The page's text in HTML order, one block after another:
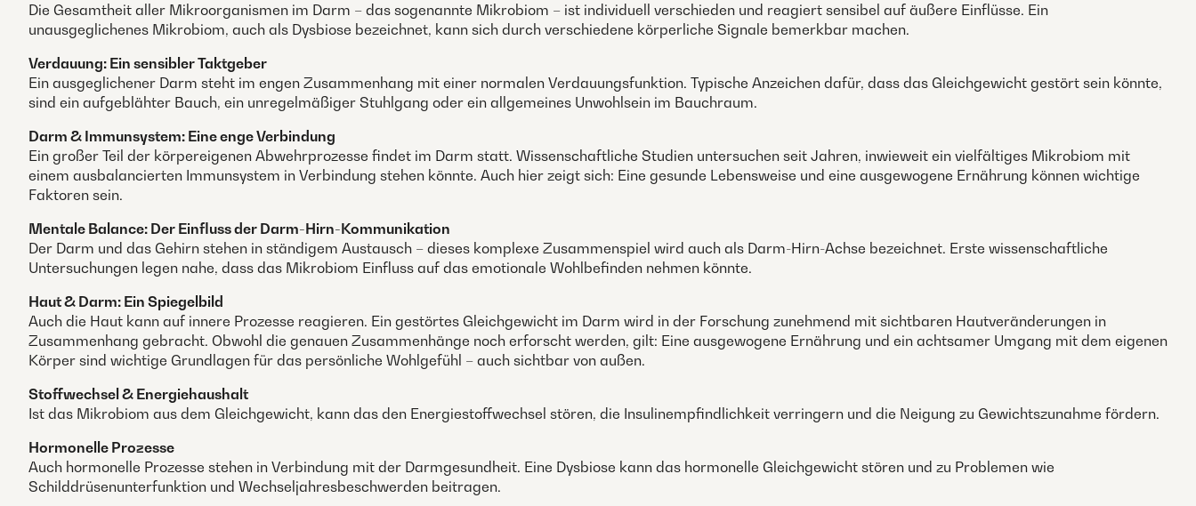
Die Gesamtheit aller Mikroorganismen im Darm – das sogenannte Mikrobiom – ist individuell verschieden und reagiert sensibel auf äußere Einflüsse. Ein
unausgeglichenes Mikrobiom, auch als Dysbiose bezeichnet, kann sich durch verschiedene körperliche Signale bemerkbar machen.
Verdauung: Ein sensibler Taktgeber
Ein ausgeglichener Darm steht im engen Zusammenhang mit einer normalen Verdauungsfunktion. Typische Anzeichen dafür, dass das Gleichgewicht gestört sein könnte,
sind ein aufgeblähter Bauch, ein unregelmäßiger Stuhlgang oder ein allgemeines Unwohlsein im Bauchraum.
Darm & Immunsystem: Eine enge Verbindung
Ein großer Teil der körpereigenen Abwehrprozesse findet im Darm statt. Wissenschaftliche Studien untersuchen seit Jahren, inwieweit ein vielfältiges Mikrobiom mit
einem ausbalancierten Immunsystem in Verbindung stehen könnte. Auch hier zeigt sich: Eine gesunde Lebensweise und eine ausgewogene Ernährung können wichtige
Faktoren sein.
Mentale Balance: Der Einfluss der Darm-Hirn-Kommunikation
Der Darm und das Gehirn stehen in ständigem Austausch – dieses komplexe Zusammenspiel wird auch als Darm-Hirn-Achse bezeichnet. Erste wissenschaftliche
Untersuchungen legen nahe, dass das Mikrobiom Einfluss auf das emotionale Wohlbefinden nehmen könnte.
Haut & Darm: Ein Spiegelbild
Auch die Haut kann auf innere Prozesse reagieren. Ein gestörtes Gleichgewicht im Darm wird in der Forschung zunehmend mit sichtbaren Hautveränderungen in
Zusammenhang gebracht. Obwohl die genauen Zusammenhänge noch erforscht werden, gilt: Eine ausgewogene Ernährung und ein achtsamer Umgang mit dem eigenen
Körper sind wichtige Grundlagen für das persönliche Wohlgefühl – auch sichtbar von außen.
Stoffwechsel & Energiehaushalt
Ist das Mikrobiom aus dem Gleichgewicht, kann das den Energiestoffwechsel stören, die Insulinempfindlichkeit verringern und die Neigung zu Gewichtszunahme fördern.
Hormonelle Prozesse
Auch hormonelle Prozesse stehen in Verbindung mit der Darmgesundheit. Eine Dysbiose kann das hormonelle Gleichgewicht stören und zu Problemen wie
Schilddrüsenunterfunktion und Wechseljahresbeschwerden beitragen.